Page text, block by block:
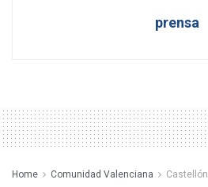
prensa
Home Comunidad Valenciana Castellón